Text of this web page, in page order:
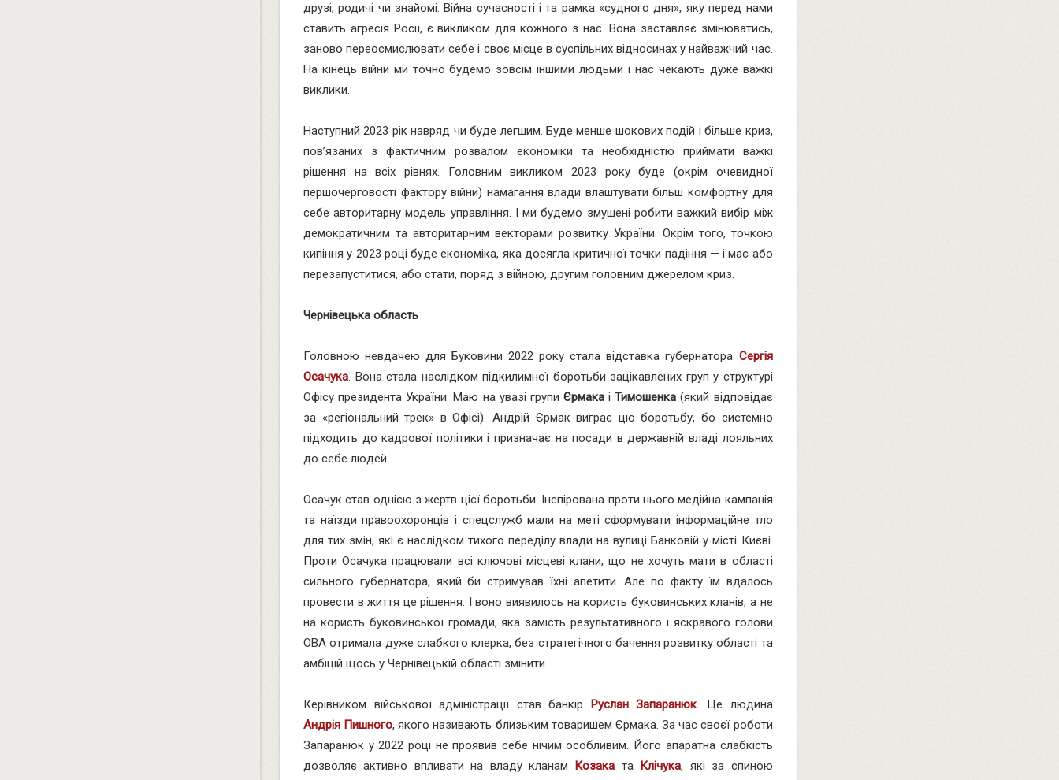
друзі, родичі чи знайомі. Війна сучасності і та рамка «судного дня», яку перед нами
ставить агресія Росії, є викликом для кожного з нас. Вона заставляє змінюватись,
заново переосмислювати себе і своє місце в суспільних відносинах у найважчий час.
На кінець війни ми точно будемо зовсім іншими людьми і нас чекають дуже важкі
виклики.
Наступний 2023 рік навряд чи буде легшим. Буде менше шокових подій і більше криз,
пов’язаних з фактичним розвалом економіки та необхідністю приймати важкі
рішення на всіх рівнях. Головним викликом 2023 року буде (окрім очевидної
першочерговості фактору війни) намагання влади влаштувати більш комфортну для
себе авторитарну модель управління. І ми будемо змушені робити важкий вибір між
демократичним та авторитарним векторами розвитку України. Окрім того, точкою
кипіння у 2023 році буде економіка, яка досягла критичної точки падіння — і має або
перезапуститися, або стати, поряд з війною, другим головним джерелом криз.
Чернівецька область
Головною невдачею для Буковини 2022 року стала відставка губернатора Сергія
Осачука. Вона стала наслідком підкилимної боротьби зацікавлених груп у структурі
Офісу президента України. Маю на увазі групи ЄрмакаіТимошенка (який відповідає
за «регіональний трек» в Офісі). Андрій Єрмак виграє цю боротьбу, бо системно
підходить до кадрової політики і призначає на посади в державній владі лояльних
до себе людей.
Осачук став однією з жертв цієї боротьби. Інспірована проти нього медійна кампанія
та наїзди правоохоронців і спецслужб мали на меті сформувати інформаційне тло
для тих змін, які є наслідком тихого переділу влади на вулиці Банковій у місті Києві.
Проти Осачука працювали всі ключові місцеві клани, що не хочуть мати в області
сильного губернатора, який би стримував їхні апетити. Але по факту їм вдалось
провести в життя це рішення. І воно виявилось на користь буковинських кланів, а не
на користь буковинської громади, яка замість результативного і яскравого голови
ОВА отримала дуже слабкого клерка, без стратегічного бачення розвитку області та
амбіцій щось у Чернівецькій області змінити.
Керівником військової адміністрації став банкір Руслан Запаранюк. Це людина
Андрія Пишного, якого називають близьким товаришем Єрмака. За час своєї роботи
Запаранюк у 2022 році не проявив себе нічим особливим. Його апаратна слабкість
дозволяє активно впливати на владу кланам Козака та Клічука, які за спиною